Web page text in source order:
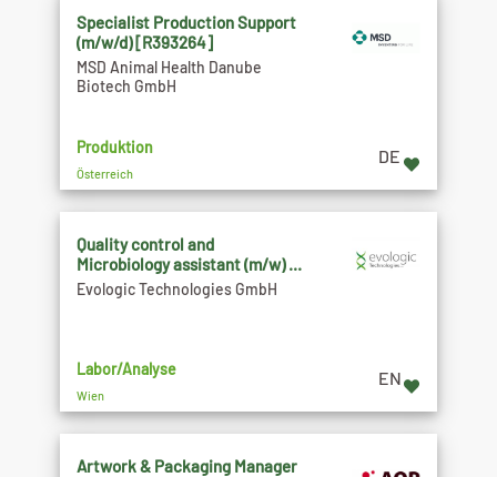
Specialist Production Support
(m/w/d) [R393264]
MSD Animal Health Danube
Biotech GmbH
Produktion
Österreich
DE
Quality control and
Microbiology assistant (m/w) ...
Evologic Technologies GmbH
Labor/Analyse
Wien
EN
Artwork & Packaging Manager